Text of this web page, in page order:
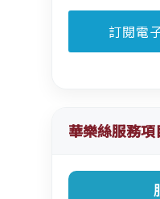
華樂絲服務項